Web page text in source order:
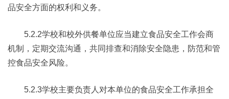
品安全方面的权利和义务。
5.2.2学校和校外供餐单位应当建立食品安全工作会商
机制，定期交流沟通，共同排查和消除安全隐患，防范和管
控食品安全风险。
5.2.3学校主要负责人对本单位的食品安全工作承担全